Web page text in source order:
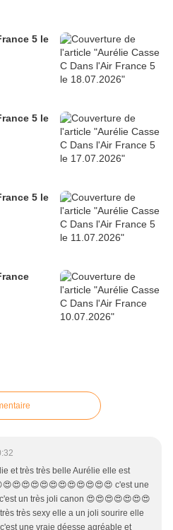
5 le
5 le
5 le
et très très belle Aurélie elle est
c'est une
un très joli canon 😍😍😍😍😍😍😍
très sexy elle a un joli sourire elle
une vraie déesse agréable et